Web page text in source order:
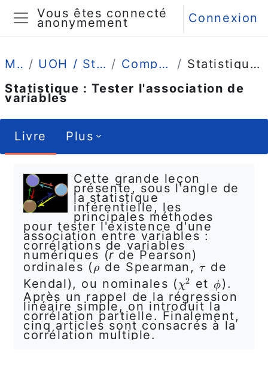
Passer au contenu principal
Panneau latéral
Vous êtes connecté
anonymement Connexion
Mes cours UOH / Statistique et Psychométrie en L2 Comprendre (4 grandes leçons)
Statistique : Tester l'association de variables
Statistique : Tester l'association de
variables
Livre Plus
Cette grande leçon
présente, sous l'angle de
la statistique
inférentielle, les
principales méthodes
pour tester l'existence d'une
association entre variables :
corrélations de variables
numériques (r de Pearson)
ordinales ( ρ
ρ de Spearman, τ
τ de
Kendal), ou nominales ( χ2
χ2 et ϕ
ϕ).
Après un rappel de la régression
linéaire simple, on introduit la
corrélation partielle. Finalement,
cinq articles sont consacrés à la
corrélation multiple.